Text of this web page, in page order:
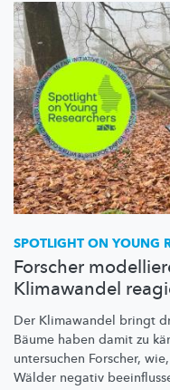
SPOTLIGHT ON YOUNG
Forscher
Klimawandel
Der Klimawandel bringt
Bäume haben damit zu
untersuchen Forscher,
Wälder negativ